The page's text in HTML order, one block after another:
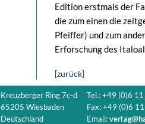
Edition erstmals der
die zum einen die
Pfeiffer) und zum
Erforschung des
[zurück]
Kreuzberger Ring 7c-d
65205 Wiesbaden
Deutschland
Tel.: +49 (0)6
Fax: +49 (0)6
Email: